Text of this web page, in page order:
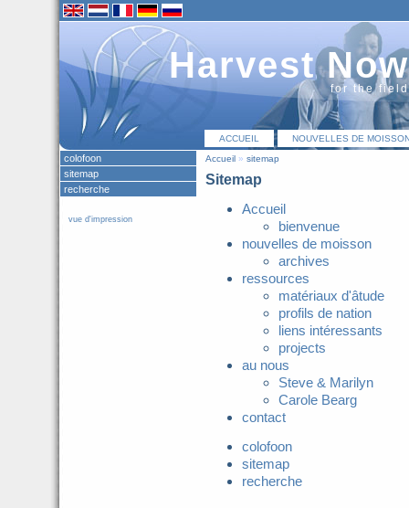
Harvest Now
for the
ACCUEIL
NOUVELLES DE
Accueil» sitemap
Sitemap
Accueil
bienvenue
nouvelles de moisson
archives
ressources
matériaux d'âtude
profils de nation
liens intéressants
projects
au nous
Steve & Marilyn
Carole Bearg
contact
colofoon
sitemap
recherche
colofoon
sitemap
recherche
vue d'impression